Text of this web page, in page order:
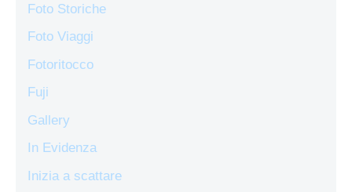
Foto Storiche
Foto Viaggi
Fotoritocco
Fuji
Gallery
In Evidenza
Inizia a scattare